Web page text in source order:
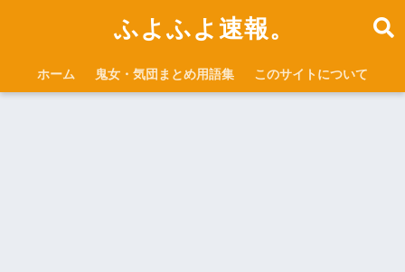
ふよふよ速報。
ホーム 鬼女・気団まとめ用語集 このサイトについて